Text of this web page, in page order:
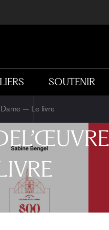
SOUTENIR
– Le livre
L’ŒUVRE